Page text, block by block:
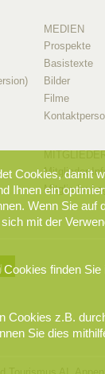
MEDIEN
Prospekte
Basistexte
Bilder
Filme
Mitglieder-
Mitglieder-
Cookies, damit
Ihnen ein
Wenn Sie auf
mit der
finden Sie
Cookies z.B.
Sie dies